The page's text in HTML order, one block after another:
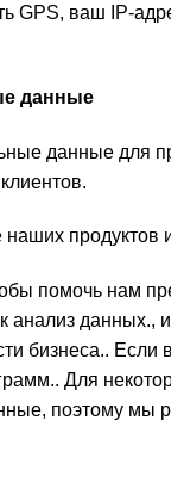
GPS, ваш IP-
данные
данные для
продуктов
помочь нам
анализ
бизнеса..
Для
поэтому мы